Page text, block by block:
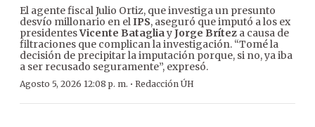
El agente fiscal Julio Ortiz, que investiga un presunto
desvío millonario en elIPS, aseguró que imputó a los ex
presidentesVicente BatagliayJorge Brítez a causa de
filtraciones que complican la investigación. “Tomé la
decisión de precipitar la imputación porque, si no, ya iba
a ser recusado seguramente”, expresó.
Agosto 5, 2026 12:08 p. m. · Redacción ÚH